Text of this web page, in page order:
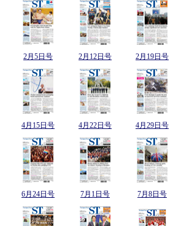
2月5日号 2月12日号 2月19日号
4月15日号 4月22日号 4月29日号
6月24日号 7月1日号 7月8日号